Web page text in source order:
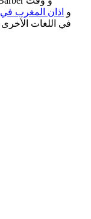
الامساك في Barber و اذان العصر في Barber و اذان المغرب في